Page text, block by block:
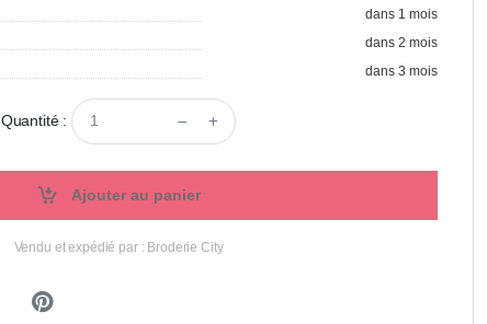
dans 1 mois
dans 2 mois
dans 3 mois
Quantité :
Ajouter au panier
Vendu et expédié par : Broderie City